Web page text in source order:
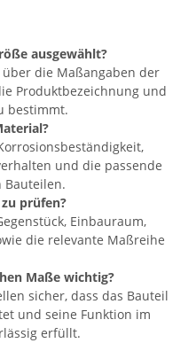
ausgewählt?
die Maßangaben der
Produktbezeichnung und
bestimmt.
und die passende
Bauteilen.
prüfen?
Einbauraum,
die relevante Maßreihe
Maße wichtig?
sicher, dass das Bauteil
und seine Funktion im
erfüllt.